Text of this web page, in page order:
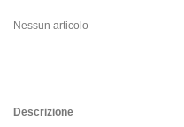
Nessun articolo
Descrizione